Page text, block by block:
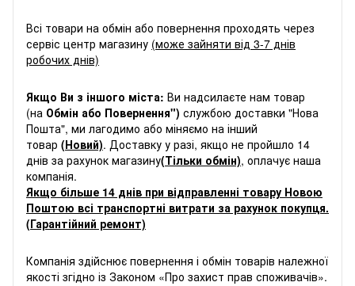
Всі товари на обмін або повернення проходять через
сервіс центр магазину (може зайняти від 3-7 днів
робочих днів)
Якщо Ви з іншого міста: Ви надсилаєте нам товар
(на Обмін або Повернення") службою доставки "Нова
Пошта", ми лагодимо або міняємо на інший
товар (Новий). Доставку у разі, якщо не пройшло 14
днів за рахунок магазину(Тільки обмін), оплачує наша
компанія.
Якщо більше 14 днів при відправленні товару Новою
Поштою всі транспортні витрати за рахунок покупця.
(Гарантійний ремонт)
Компанія здійснює повернення і обмін товарів належної
якості згідно із Законом «Про захист прав споживачів».